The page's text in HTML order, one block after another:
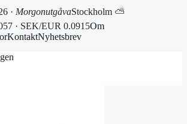
· MorgonutgåvaStockholm ⛅
· SEK/EUR 0.0915Om
KontaktNyhetsbrev